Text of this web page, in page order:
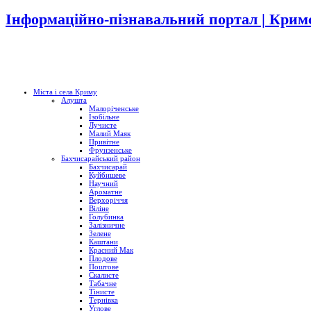
Інформаційно-пізнавальний портал |
Міста і села Криму
Алушта
Малоріченське
Ізобільне
Лучисте
Малий Маяк
Привітне
Фрунзенське
Бахчисарайський район
Бахчисарай
Куйбишеве
Научний
Ароматне
Верхоріччя
Віліне
Голубинка
Залізничне
Зелене
Каштани
Красний Мак
Плодове
Поштове
Скалисте
Табачне
Тінисте
Тернівка
Углове